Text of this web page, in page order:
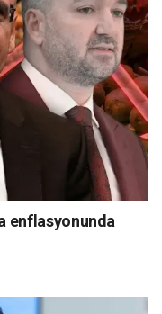
enflasyonunda